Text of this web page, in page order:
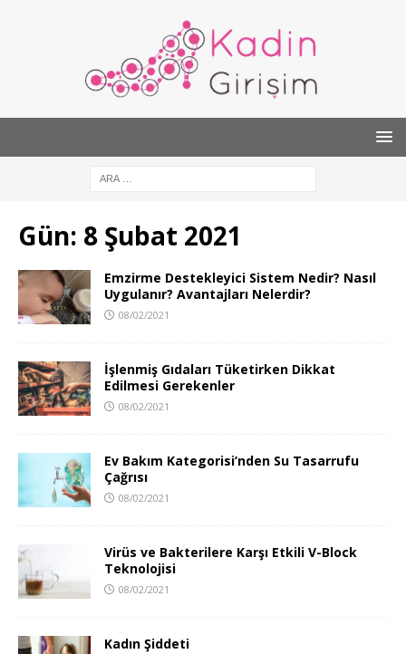
Gün: 8 Şubat 2021
Emzirme Destekleyici Sistem Nedir? Nasıl
Uygulanır? Avantajları Nelerdir?
08/02/2021
İşlenmiş Gıdaları Tüketirken Dikkat
Edilmesi Gerekenler
08/02/2021
Ev Bakım Kategorisi’nden Su Tasarrufu
Çağrısı
08/02/2021
Virüs ve Bakterilere Karşı Etkili V-Block
Teknolojisi
08/02/2021
Kadın Şiddeti